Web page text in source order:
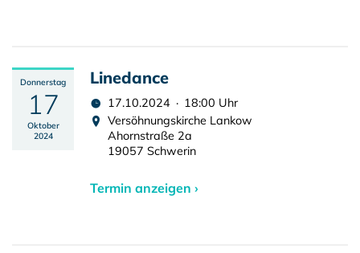
Donnerstag
17
Oktober
2024
Linedance
17.10.2024 · 18:00 Uhr
Versöhnungskirche Lankow
Ahornstraße 2a
19057 Schwerin
Termin anzeigen ›